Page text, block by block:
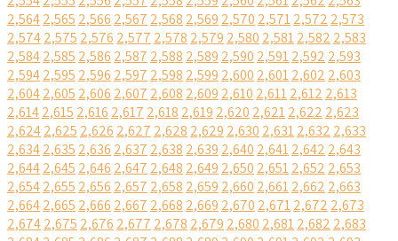
2,5642,565 2,566 2,567 2,568 2,569 2,570 2,5712,572 2,573
2,5742,575 2,576 2,577 2,578 2,579 2,580 2,5812,582 2,583
2,5842,585 2,586 2,587 2,588 2,589 2,590 2,5912,592 2,593
2,5942,595 2,596 2,597 2,598 2,599 2,600 2,6012,602 2,603
2,6042,605 2,606 2,607 2,608 2,609 2,610 2,6112,612 2,613
2,6142,615 2,616 2,617 2,618 2,619 2,620 2,6212,622 2,623
2,6242,625 2,626 2,627 2,628 2,629 2,630 2,6312,632 2,633
2,6342,635 2,636 2,637 2,638 2,639 2,640 2,6412,642 2,643
2,6442,645 2,646 2,647 2,648 2,649 2,650 2,6512,652 2,653
2,6542,655 2,656 2,657 2,658 2,659 2,660 2,6612,662 2,663
2,6642,665 2,666 2,667 2,668 2,669 2,670 2,6712,672 2,673
2,6742,675 2,676 2,677 2,678 2,679 2,680 2,6812,682 2,683